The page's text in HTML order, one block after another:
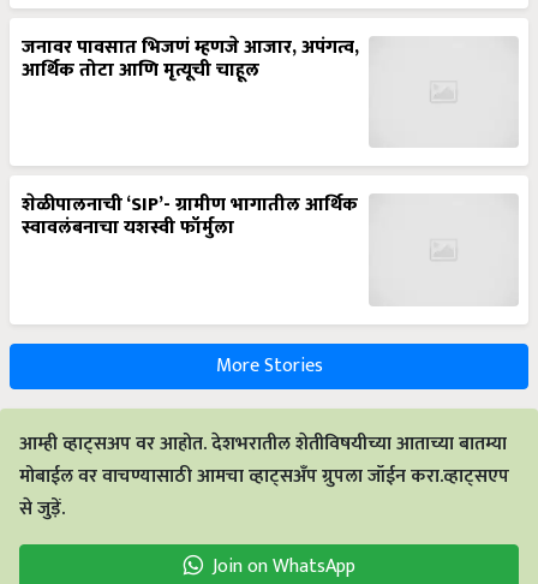
जनावर पावसात भिजणं म्हणजे आजार, अपंगत्व,
आर्थिक तोटा आणि मृत्यूची चाहूल
शेळीपालनाची ‘SIP’- ग्रामीण भागातील आर्थिक
स्वावलंबनाचा यशस्वी फॉर्मुला
More Stories
आम्ही व्हाट्सअप वर आहोत. देशभरातील शेतीविषयीच्या आताच्या बातम्या
मोबाईल वर वाचण्यासाठी आमचा व्हाट्सअँप ग्रुपला जॉईन करा.व्हाट्सएप
से जुड़ें.
Join on WhatsApp